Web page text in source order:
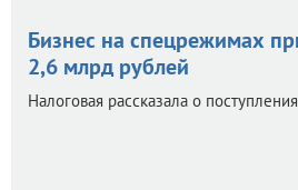
Бизнес на спецрежимах
2,6 млрд рублей
Налоговая рассказала о